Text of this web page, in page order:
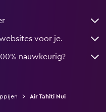
voor je.
nauwkeurig?
Air Tahiti Nui